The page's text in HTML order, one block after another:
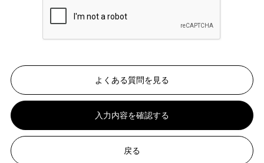
よくある質問を見る
入力内容を確認する
戻る